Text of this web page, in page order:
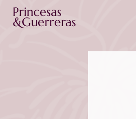
Princesas
&Guerreras